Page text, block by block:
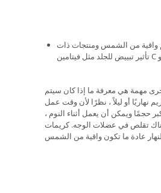
واقية من الشمس ومنتجات ذات
مهمة هي معرفة ما إذا كان سيتم
نهاريًا أو ليلاً ، نظرًا لأن وقت عمل
حجمًا ويمكن أن يعمل أثناء النوم ،
تقلص في عضلات الوجه. كريمات